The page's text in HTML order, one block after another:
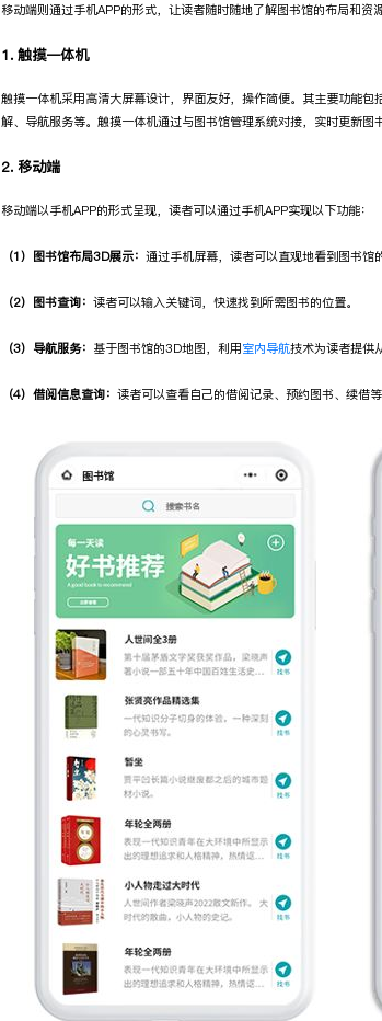
移动端则通过手机APP的形式，让读者随时随地了解图书馆的布局和资源
1. 触摸一体机
触摸一体机采用高清大屏幕设计，界面友好，操作简便。其主要功能
解、导航服务等。触摸一体机通过与图书馆管理系统对接，实时更新图
2. 移动端
移动端以手机APP的形式呈现，读者可以通过手机APP实现以下功能：
（1）图书馆布局3D展示： 通过手机屏幕，读者可以直观地看到图书馆
（2）图书查询： 读者可以输入关键词，快速找到所需图书的位置。
（3）导航服务： 基于图书馆的3D地图，利用室内导航技术为读者提供
（4）借阅信息查询： 读者可以查看自己的借阅记录、预约图书、续借等